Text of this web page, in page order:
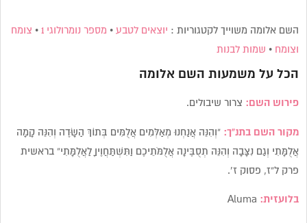
השם אלומה משוייך לקטגוריות : יוצאים לטבע • מספר נומרולוגי 1 • צומח
וצומח • שמות לבנות
הכל על משמעות השם אלומה
פירוש השם: צרור שיבולים.
מקור השם בתנ”ך: “וְהִנֵּה אֲנַחְנוּ מְאַלְּמִים אֲלֻמִּים בְּתוֹךְ הַשָּׂדֶה וְהִנֵּה קָמָה
אֲלֻמָּתִי וְגַם נִצָּבָה וְהִנֵּה תְסֻבֶּינָה אֲלֻמֹּתֵיכֶם וַתִּשְׁתַּחֲוֶיןָ לַאֲלֻמָּתִי” בראשית
פרק ל”ז, פסוק ז’.
בלועזית: